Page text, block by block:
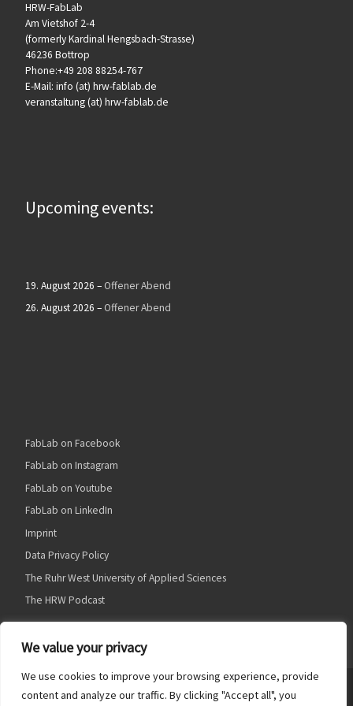
We value your privacy
We use cookies to improve your browsing experience, provide
content and analyze our traffic. By clicking "Accept all", you
HRW-FabLab
Am Vietshof 2-4
(formerly Kardinal Hengsbach-Strasse)
46236 Bottrop
Phone:+49 208 88254-767
E-Mail: info (at) hrw-fablab.de
veranstaltung (at) hrw-fablab.de
Upcoming events:
19. August 2026 – Offener Abend
26. August 2026 – Offener Abend
FabLab on Facebook
FabLab on Instagram
FabLab on Youtube
FabLab on LinkedIn
Imprint
Data Privacy Policy
The Ruhr West University of Applied Sciences
The HRW Podcast
© 2026HRW FabLab– Alle Rechte vorbehalten